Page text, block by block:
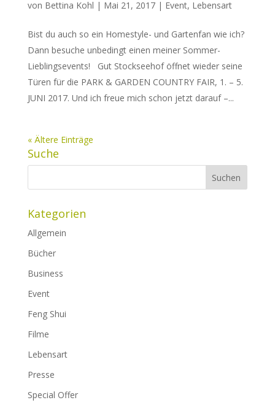
von Bettina Kohl | Mai 21, 2017| Event, Lebensart
Bist du auch so ein Homestyle- und Gartenfan wie ich?
Dann besuche unbedingt einen meiner Sommer-
Lieblingsevents! Gut Stockseehof öffnet wieder seine
Türen für die PARK & GARDEN COUNTRY FAIR, 1. – 5.
JUNI 2017. Und ich freue mich schon jetzt darauf –...
« Ältere Einträge
Suche
Kategorien
Allgemein
Bücher
Business
Event
Feng Shui
Filme
Lebensart
Presse
Special Offer